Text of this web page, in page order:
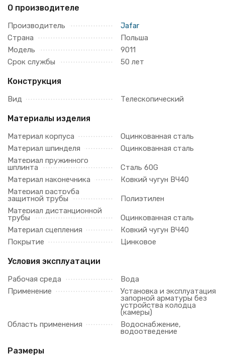
О производителе
Производитель
Jafar
Страна
Польша
Модель
9011
Срок службы
50 лет
Конструкция
Вид Телескопический
Материалы изделия
Материал корпуса
Оцинкованная сталь
Материал шпинделя
Оцинкованная сталь
Материал пружинного
шплинта
Сталь 60G
Материал наконечника
Ковкий чугун ВЧ40
Материал раструба
защитной трубы
Полиэтилен
Материал дистанционной
трубы
Оцинкованная сталь
Материал сцепления
Ковкий чугун ВЧ40
Покрытие
Цинковое
Условия эксплуатации
Рабочая среда
Вода
Применение
Установка и эксплуатация
запорной арматуры без
устройства колодца
(камеры)
Область применения
Водоснабжение,
водоотведение
Размеры